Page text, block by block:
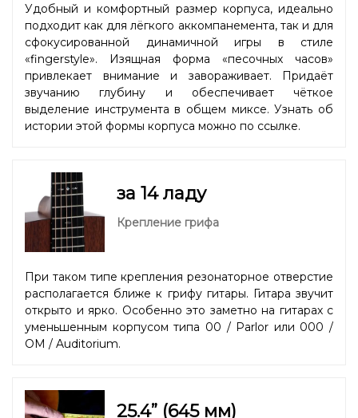
Удобный и комфортный размер корпуса, идеально
подходит как для лёгкого аккомпанемента, так и для
сфокусированной динамичной игры в стиле
«fingerstyle». Изящная форма «песочных часов»
привлекает внимание и завораживает. Придаёт
звучанию глубину и обеспечивает чёткое
выделение инструмента в общем миксе. Узнать об
истории этой формы корпуса можно по ссылке.
за 14 ладу
Крепление грифа
При таком типе крепления резонаторное отверстие
располагается ближе к грифу гитары. Гитара звучит
открыто и ярко. Особенно это заметно на гитарах с
уменьшенным корпусом типа 00 / Parlor или 000 /
OM / Auditorium.
25.4” (645 мм)